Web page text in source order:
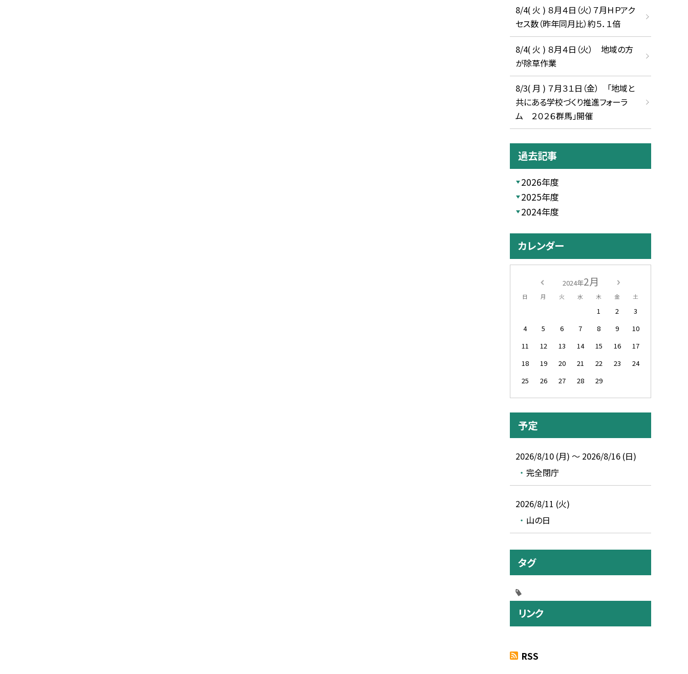
8/4( 火 ) ８月４日（火）７月ＨＰアク
セス数（昨年同月比）約５．１倍
8/4( 火 ) ８月４日（火） 地域の方
が除草作業
8/3( 月 ) ７月３１日（金） 「地域と
共にある学校づくり推進フォーラ
ム ２０２６群馬」開催
過去記事
2026年度
2025年度
2024年度
カレンダー
2024年2月
日 月 火 水 木 金 土
1 2
3
4
5 6 7 8 9
10
11
12 13 14 15 16
17
18
19 20 21 22 23
24
25
26 27 28 29
予定
2026/8/10 (月) ～ 2026/8/16 (日)
完全閉庁
2026/8/11 (火)
山の日
タグ
リンク
RSS